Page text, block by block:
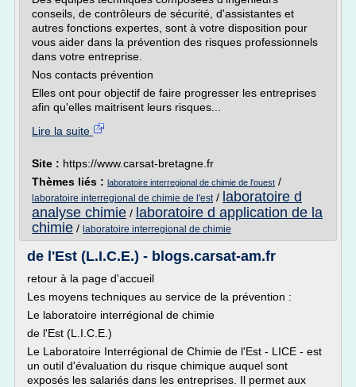
conseils, de contrôleurs de sécurité, d'assistantes et
autres fonctions expertes, sont à votre disposition pour
vous aider dans la prévention des risques professionnels
dans votre entreprise.
Nos contacts prévention
Elles ont pour objectif de faire progresser les entreprises
afin qu'elles maitrisent leurs risques...
Lire la suite
Site : https://www.carsat-bretagne.fr
Thèmes liés : laboratoire interregional de chimie de l'ouest /
laboratoire interregional de chimie de l'est/ laboratoire d
analyse chimie / laboratoire d application de la
chimie / laboratoire interregional de chimie
de l'Est (L.I.C.E.) - blogs.carsat-am.fr
retour à la page d'accueil
Les moyens techniques au service de la prévention :
Le laboratoire interrégional de chimie
de l'Est (L.I.C.E.)
Le Laboratoire Interrégional de Chimie de l'Est - LICE - est
un outil d'évaluation du risque chimique auquel sont
exposés les salariés dans les entreprises. Il permet aux